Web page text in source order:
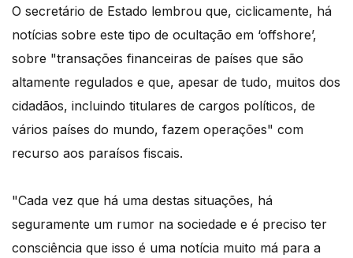
O secretário de Estado lembrou que, ciclicamente, há
notícias sobre este tipo de ocultação em ‘offshore’,
sobre "transações financeiras de países que são
altamente regulados e que, apesar de tudo, muitos dos
cidadãos, incluindo titulares de cargos políticos, de
vários países do mundo, fazem operações" com
recurso aos paraísos fiscais.
"Cada vez que há uma destas situações, há
seguramente um rumor na sociedade e é preciso ter
consciência que isso é uma notícia muito má para a